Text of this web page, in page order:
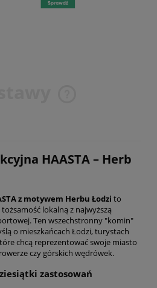
HAASTA – Herb
z motywem Herbu Łodzi to
lokalną z najwyższą
Ten wszechstronny "komin"
o mieszkańcach Łodzi, turystach
chcą reprezentować swoje miasto
czy górskich wędrówek.
zastosowań